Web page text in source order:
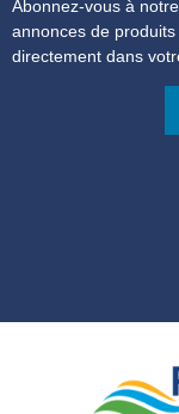
Abonnez-vous à
annonces de
directement dans